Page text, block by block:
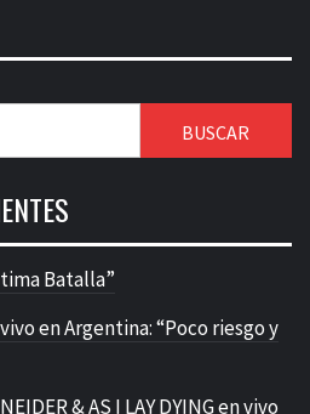
Batalla”
en Argentina: “Poco riesgo y
& AS I LAY DYING en vivo